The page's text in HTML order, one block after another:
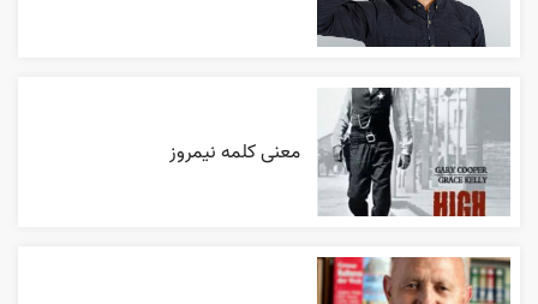
معنی کلمه نیمروز